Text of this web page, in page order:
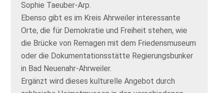
Sophie Taeuber-Arp.
Ebenso gibt es im Kreis Ahrweiler interessante
Orte, die für Demokratie und Freiheit stehen, wie
die Brücke von Remagen mit dem Friedensmuseum
oder die Dokumentationsstätte Regierungsbunker
in Bad Neuenahr-Ahrweiler.
Ergänzt wird dieses kulturelle Angebot durch